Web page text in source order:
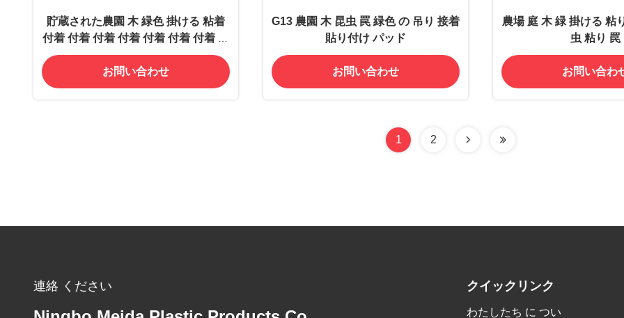
貯蔵された農園 木 緑色 掛ける 粘着
付着 付着 付着 付着 付着 付着 付着 付
着 付着 付着 付着 付着 付着 付着 付着
付着 付着 付着 付着 付着 付着 付着 付
着 付着 付着 付着 付着 付着 付着 付着
お問い合わせ
G13 農園 木 昆虫 罠 緑色 の 吊り 接着
貼り付け パッド
お問い合わせ
農場 庭 木 緑 掛ける 粘
虫 粘り 罠
お問い合わ
1 2
連絡 ください クイックリンク
わたしたち に つい